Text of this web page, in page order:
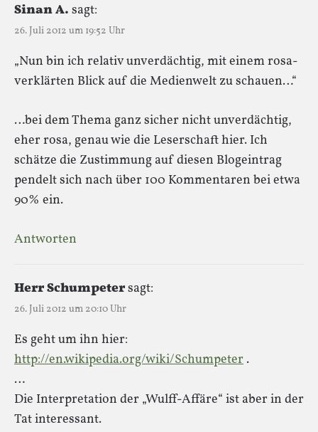
Sinan A. sagt:
26. Juli 2012 um 19:52 Uhr
„Nun bin ich relativ unverdächtig, mit einem rosa-
verklärten Blick auf die Medienwelt zu schauen…“
…bei dem Thema ganz sicher nicht unverdächtig,
eher rosa, genau wie die Leserschaft hier. Ich
schätze die Zustimmung auf diesen Blogeintrag
pendelt sich nach über 100 Kommentaren bei etwa
90% ein.
Antworten
Herr Schumpetersagt:
26. Juli 2012 um 20:10 Uhr
Es geht um ihn hier:
http://en.wikipedia.org/wiki/Schumpeter .
…
Die Interpretation der „Wulff-Affäre“ ist aber in der
Tat interessant.